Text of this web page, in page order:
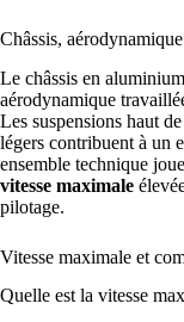
Châssis,
Le châssis en
aérodynamique
Les suspensions haut
légers contribuent à un
ensemble technique
vitesse maximale
pilotage.
Vitesse maximale et
Quelle est la vitesse